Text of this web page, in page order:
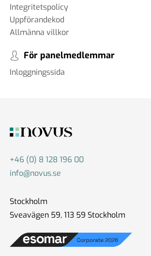
Integritetspolicy
Uppförandekod
Allmänna villkor
För panelmedlemmar
Inloggningssida
+46 (0) 8 128 196 00
info@novus.se
Stockholm
Sveavägen 59, 113 59 Stockholm